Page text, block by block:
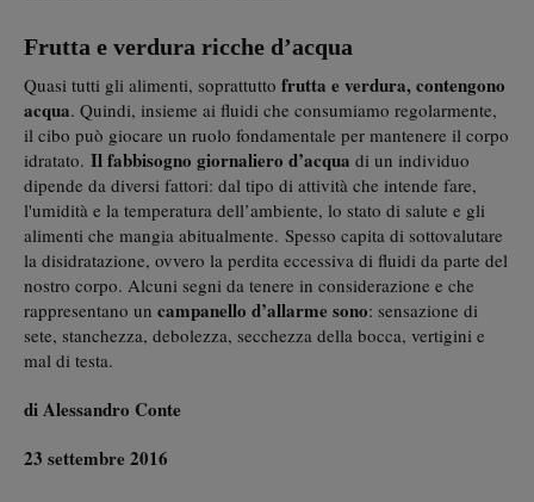
Frutta e verdura ricche d’acqua
Quasi tutti gli alimenti, soprattutto frutta e verdura, contengono
acqua. Quindi, insieme ai fluidi che consumiamo regolarmente,
il cibo può giocare un ruolo fondamentale per mantenere il corpo
idratato. Il fabbisogno giornaliero d’acqua di un individuo
dipende da diversi fattori: dal tipo di attività che intende fare,
l'umidità e la temperatura dell’ambiente, lo stato di salute e gli
alimenti che mangia abitualmente. Spesso capita di sottovalutare
la disidratazione, ovvero la perdita eccessiva di fluidi da parte del
nostro corpo. Alcuni segni da tenere in considerazione e che
rappresentano un campanello d’allarme sono: sensazione di
sete, stanchezza, debolezza, secchezza della bocca, vertigini e
mal di testa.
di Alessandro Conte
23 settembre 2016